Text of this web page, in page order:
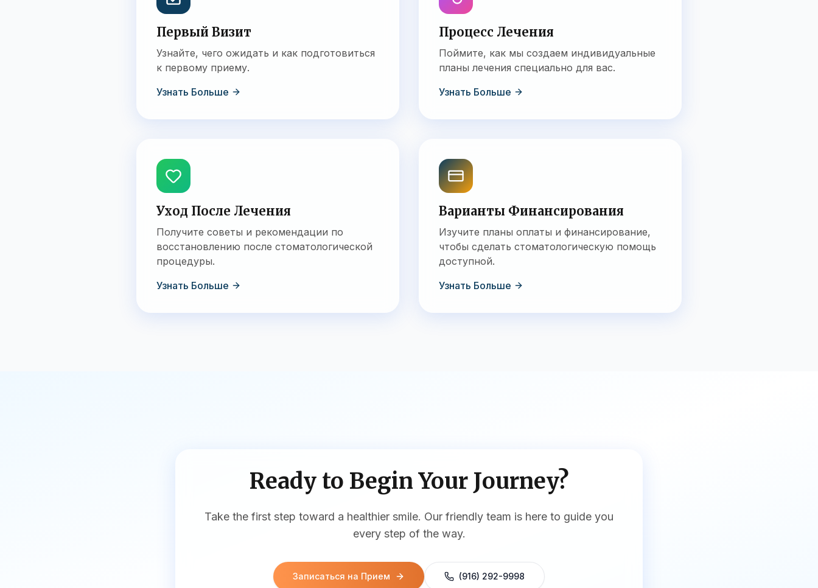
Первый Визит
Узнайте, чего ожидать и как подготовиться
к первому приему.
Узнать Больше
Процесс Лечения
Поймите, как мы создаем индивидуальные
планы лечения специально для вас.
Узнать Больше
Уход После Лечения
Получите советы и рекомендации по
восстановлению после стоматологической
процедуры.
Узнать Больше
Варианты Финансирования
Изучите планы оплаты и финансирование,
чтобы сделать стоматологическую помощь
доступной.
Узнать Больше
Ready to Begin Your Journey?
Take the first step toward a healthier smile. Our friendly team is here to guide you
every step of the way.
Записаться на Прием (916) 292-9998